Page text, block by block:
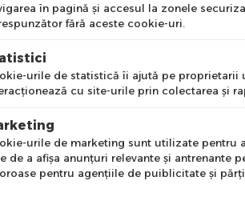
în pagină şi accesul la zonele
fără aceste cookie-uri.
urile de statistică îi ajută pe
cu site-urile prin colectarea şi
urile de marketing sunt utilizate pentru
de a afişa anunţuri relevante şi antrenante
pentru agenţiile de puiblicitate şi
Mă abonez